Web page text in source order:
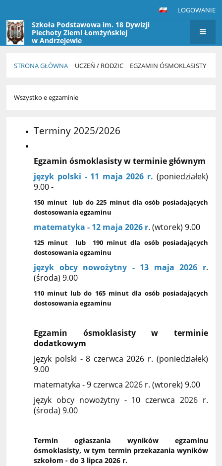
LOGOWANIE
Szkoła Podstawowa im. 18 Dywizji
Piechoty Ziemi Łomżyńskiej
w Andrzejewie
STRONA GŁÓWNA UCZEŃ / RODZIC EGZAMIN ÓSMOKLASISTY
Egzamin
ósmoklasisty
Wszystko e egzaminie
Terminy 2025/2026
Egzamin ósmoklasisty w terminie głównym
język polski - 11 maja 2026 r. (poniedziałek)
9.00 -
150 minut lub do 225 minut dla osób posiadających
dostosowania egzaminu
matematyka - 12 maja 2026 r. (wtorek) 9.00
125 minut lub 190 minut dla osób posiadających
dostosowania egzaminu
język obcy nowożytny - 13 maja 2026 r.
(środa) 9.00
110 minut lub do 165 minut dla osób posiadających
dostosowania egzaminu
Egzamin ósmoklasisty w terminie
dodatkowym
język polski - 8 czerwca 2026 r. (poniedziałek)
9.00
matematyka - 9 czerwca 2026 r. (wtorek) 9.00
język obcy nowożytny - 10 czerwca 2026 r.
(środa) 9.00
Termin ogłaszania wyników egzaminu
ósmoklasisty, w tym termin przekazania wyników
szkołom - do 3 lipca 2026 r.